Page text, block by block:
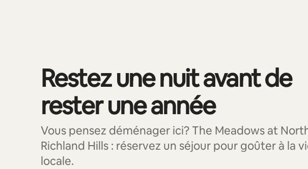
Restez une nuit avant de
rester une année
Vous pensez déménager ici? The Meadows at
Richland Hills : réservez un séjour pour goûter à la
locale.